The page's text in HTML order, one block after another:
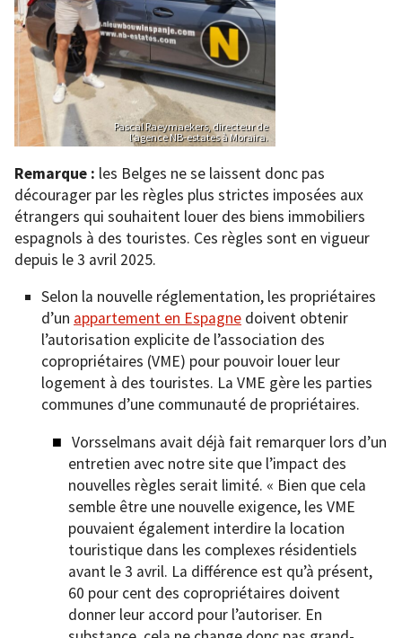
Pascal Raeymaekers, directeur de
l’agence NB-estates à Moraira.
Remarque : les Belges ne se laissent donc pas
décourager par les règles plus strictes imposées aux
étrangers qui souhaitent louer des biens immobiliers
espagnols à des touristes. Ces règles sont en vigueur
depuis le 3 avril 2025.
Selon la nouvelle réglementation, les propriétaires
d’un appartement en Espagne doivent obtenir
l’autorisation explicite de l’association des
copropriétaires (VME) pour pouvoir louer leur
logement à des touristes. La VME gère les parties
communes d’une communauté de propriétaires.
Vorsselmans avait déjà fait remarquer lors d’un
entretien avec notre site que l’impact des
nouvelles règles serait limité. « Bien que cela
semble être une nouvelle exigence, les VME
pouvaient également interdire la location
touristique dans les complexes résidentiels
avant le 3 avril. La différence est qu’à présent,
60 pour cent des copropriétaires doivent
donner leur accord pour l’autoriser. En